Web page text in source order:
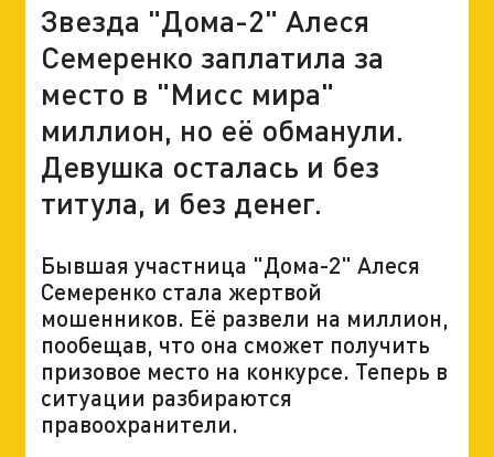
Звезда "Дома-2" Алеся
Семеренко заплатила за
место в "Мисс мира"
миллион, но её обманули.
Девушка осталась и без
титула, и без денег.
Бывшая участница "Дома-2" Алеся
Семеренко стала жертвой
мошенников. Её развели на миллион,
пообещав, что она сможет получить
призовое место на конкурсе. Теперь в
ситуации разбираются
правоохранители.